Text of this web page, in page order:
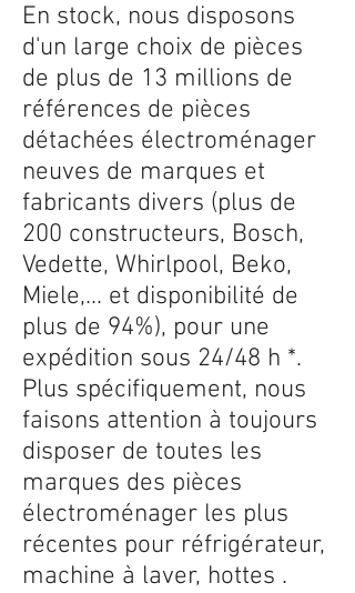
En stock, nous disposons
d'un large choix de pièces
de plus de 13 millions de
références de pièces
détachées électroménager
neuves de marques et
fabricants divers (plus de
200 constructeurs, Bosch,
Vedette, Whirlpool, Beko,
Miele,... et disponibilité de
plus de 94%), pour une
expédition sous 24/48 h *.
Plus spécifiquement, nous
faisons attention à toujours
disposer de toutes les
marques des pièces
électroménager les plus
récentes pour réfrigérateur,
machine à laver, hottes .